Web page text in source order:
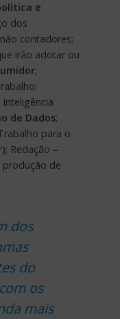
e
dos
contadores;
irão adotar ou
;
de Dados;
para o
Redação –
produção de
dos
do
os
mais